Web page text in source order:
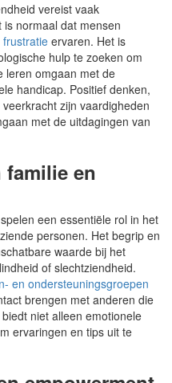
vereist vaak
normaal dat mensen
frustratie ervaren. Het is
hulp te zoeken om
leren omgaan met de
handicap. Positief denken,
zijn vaardigheden
met de uitdagingen van
en
spelen een essentiële rol in het
personen. Het begrip en
waarde bij het
of slechtziendheid.
en ondersteuningsgroepen
brengen met anderen die
niet alleen emotionele
ervaringen en tips uit te